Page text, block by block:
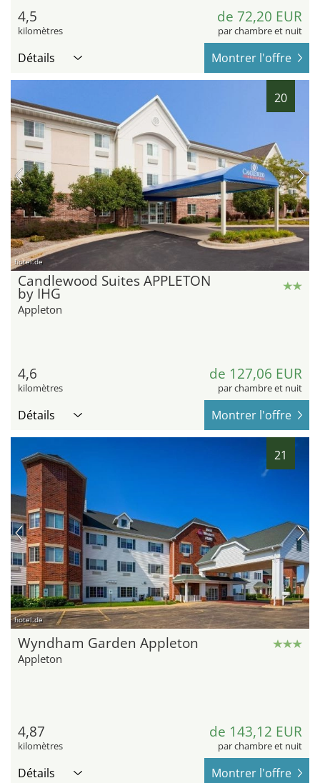
4,5
kilomètres
de 72,20 EUR
par chambre et nuit
Détails Montrer l'offre
20
hotel.de
Candlewood Suites APPLETON
by IHG
Appleton
4,6
kilomètres
de 127,06 EUR
par chambre et nuit
Détails Montrer l'offre
21
hotel.de
Wyndham Garden Appleton
Appleton
4,87
kilomètres
de 143,12 EUR
par chambre et nuit
Détails Montrer l'offre